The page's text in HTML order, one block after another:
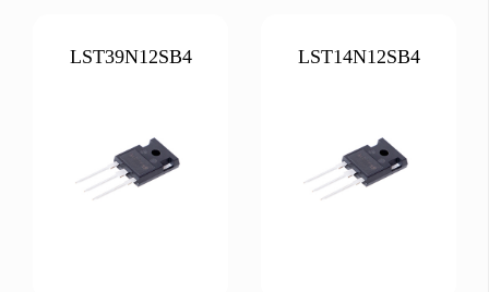
LST39N12SB4 LST14N12SB4